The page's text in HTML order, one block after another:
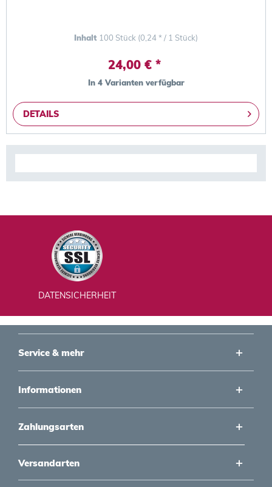
Inhalt 100 Stück (0,24 * / 1 Stück)
24,00 € *
In 4 Varianten verfügbar
DETAILS
DATENSICHERHEIT
Service & mehr
Informationen
Zahlungsarten
Versandarten